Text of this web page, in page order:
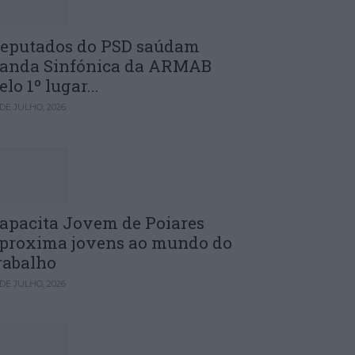
do PSD saúdam
Sinfónica da ARMAB
1º lugar...
JULHO, 2026
Jovem de Poiares
jovens ao mundo do
JULHO, 2026